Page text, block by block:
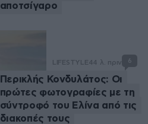
αποτσίγαρο
LIFESTYLE44 λ. πριν 6
Περικλής Κονδυλάτος: Οι
πρώτες φωτογραφίες με τη
σύντροφό του Ελίνα από τις
διακοπές τους